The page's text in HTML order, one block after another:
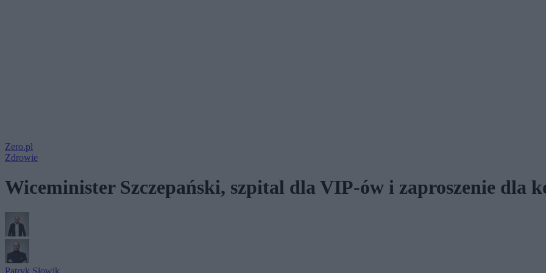
Zero.pl
Zdrowie
Wiceminister Szczepański, szpital dla VIP-ów i zaproszenie dla
Patryk Słowik,